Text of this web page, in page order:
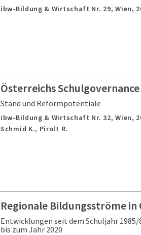
ibw-Bildung & Wirtschaft Nr. 29,Wien,
Österreichs
Stand und Reformpotentiale
ibw-Bildung & Wirtschaft Nr. 32,Wien,
Schmid K., Pirolt R.
Regionale Bildungsströme in
Entwicklungen seit dem Schuljahr
bis zum Jahr 2020